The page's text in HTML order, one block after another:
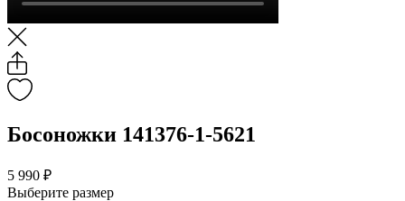
Босоножки 141376-1-5621
5 990 ₽
Выберите размер